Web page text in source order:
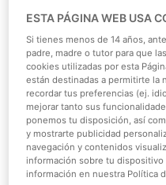
La primavera ya casi ha
temperaturas, las ganas
esoBono Parques te lo
ofertas:
Bono Parques Bronce
Bono Parques Bronce
Bono Parques Plata por
Bono Parques Oro por 119
ESTA PÁGINA WEB USA
Si tienes menos de 14 años,
padre, madre o tutor para que
cookies utilizadas por esta
están destinadas a permitirte la
recordar tus preferencias (ej.
mejorar tanto sus
ponemos tu disposición, así
y mostrarte publicidad
navegación y contenidos
información sobre tu
información en nuestra Política